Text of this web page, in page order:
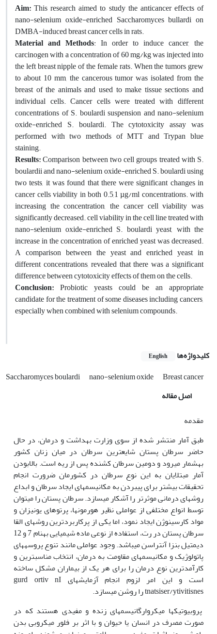
Aim: This research aimed to study the anticancer effects of
nano-selenium oxide-enriched Saccharomyces bullardi on
DMBA-induced breast cancer cells in rats.
Material and Methods: In order to induce cancer, the
carcinogen with a concentration of 60 mg/kg was injected into
the left breast nipple of the female rats. When the tumors grew
to about 10 mm, the cancerous tumor was isolated from the
breast of the animals and used to make tissue sections and
individual cells. Cancer cells were treated with different
concentrations of S. boulardi suspension and nano-selenium
oxide-enriched S. boulardi. The cytotoxicity assay was
performed with two methods of MTT and Trypan blue
staining.
Results:Comparison between two cell groups treated with S.
boulardii and nano-selenium oxide-enriched S. boulardi using
two tests, it was found that there were significant changes in
cancer cells viability in both 0.5,1 µg/ml concentrations. with
increasing the concentration, the cancer cell viability was
significantly decreased. cell viability in the cell line treated with
nano-selenium oxide-enriched S. boulardi yeast, with the
increase in the concentration of enriched yeast was decreased.
A comparison between the yeast and enriched yeast in
different concentrations, revealed that there was a significant
difference between cytotoxicity effects of them on the cells.
Conclusion: Probiotic yeasts could be an appropriate
candidate for the treatment of some diseases including cancers,
especially when combined with selenium compounds.
کلیدواژه‌ها English
Saccharomyces boulardi nano-selenium oxide
Breast cancer
اصل مقاله
مقدمه
طبق آمار منتشر شده از سوی وزارت بهداشت و درمان، در حال
حاضر سرطان پستان شایع‏ترین سرطان در میان زنان کشور
به‏شمار می‏رود و دومین سرطان کشنده پس از ریه است. بالابودن
آمار مبتلایان به این نوع سرطان در کشورمان ضرورت انجام
تحقیقات بیشتر برای پی‏بردن به مکانیسم‏های ایجاد سرطان و ابداع
روش‏های درمانی موثرتر را آشکار می‏سازد. سرطان پستان را می‏توان
توسط انواع مختلفی از عواملی نظیر هورمون‏ها، پرتوهای یونیزان و
مواد کارسینوژن ایجاد نمود، اما یکی از پرکاربردترین روش‏های القا
سرطان پستان در رت، استفاده از نوعی ماده شیمیایی به‏نام 7 و 12
دی‏متیل بنزا آنتراسن میباشد. وجود عواملی مانند تنوع پروسه‏های
پاتولوژیک و مکانیسم­های مقاومت به ‏درمان، انتخاب مناسب‏ترین و
کارآمدترین نوع درمان را برای هر یک از بیماران مشکل ساخته
است و این امر لزوم انجام آزمایشهای gurd ortiv nI
tnatsiser/ytivitisnes را روشن می‏سازد.
پروبیوتیک­ها میکروارگانیسم­های زنده و مفیدی هستند که در
صورت مصرف در انسان یا حیوان و با اثر بر فلور میکروبی بدن